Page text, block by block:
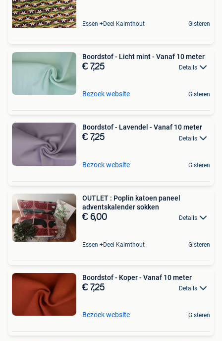
Essen +Deel Kalmthout Gisteren
Boordstof - Licht mint - Vanaf 10 meter
€ 7,25 Details
Bezoek website Gisteren
Boordstof - Lavendel - Vanaf 10 meter
€ 7,25 Details
Bezoek website Gisteren
OUTLET : Poplin katoen paneel
adventskalender sokken
€ 6,00 Details
Essen +Deel Kalmthout Gisteren
Boordstof - Koper - Vanaf 10 meter
€ 7,25 Details
Bezoek website Gisteren